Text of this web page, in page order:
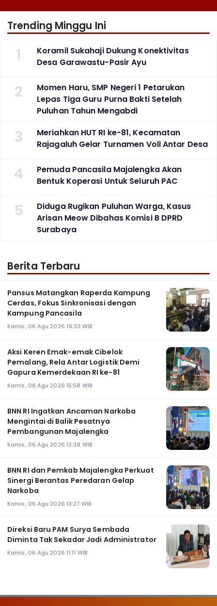
Trending Minggu Ini
1
Koramil Sukahaji Dukung Konektivitas
Desa Garawastu-Pasir Ayu
2
Momen Haru, SMP Negeri 1 Petarukan
Lepas Tiga Guru Purna Bakti Setelah
Puluhan Tahun Mengabdi
3
Meriahkan HUT RI ke-81, Kecamatan
Rajagaluh Gelar Turnamen Voli Antar Desa
4
Pemuda Pancasila Majalengka Akan
Bentuk Koperasi Untuk Seluruh PAC
5
Diduga Rugikan Puluhan Warga, Kasus
Arisan Meow Dibahas Komisi B DPRD
Surabaya ‎
Berita Terbaru
Pansus Matangkan Raperda Kampung
Cerdas, Fokus Sinkronisasi dengan
Kampung Pancasila
Kamis, 06 Agu 2026 19:32 WIB
Aksi Keren Emak-emak Cibelok
Pemalang, Rela Antar Logistik Demi
Gapura Kemerdekaan RI ke-81
Kamis, 06 Agu 2026 15:58 WIB
BNN RI Ingatkan Ancaman Narkoba
Mengintai di Balik Pesatnya
Pembangunan Majalengka
Kamis, 06 Agu 2026 13:38 WIB
BNN RI dan Pemkab Majalengka Perkuat
Sinergi Berantas Peredaran Gelap
Narkoba
Kamis, 06 Agu 2026 13:27 WIB
Direksi Baru PAM Surya Sembada
Diminta Tak Sekadar Jadi Administrator
Kamis, 06 Agu 2026 11:11 WIB